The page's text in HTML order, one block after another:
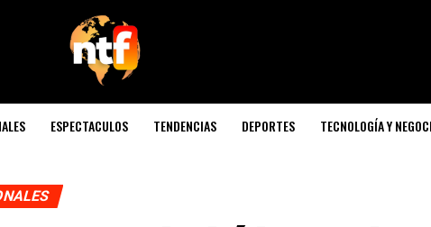
ESPECTACULOS TENDENCIAS DEPORTES TECNOLOGÍA Y